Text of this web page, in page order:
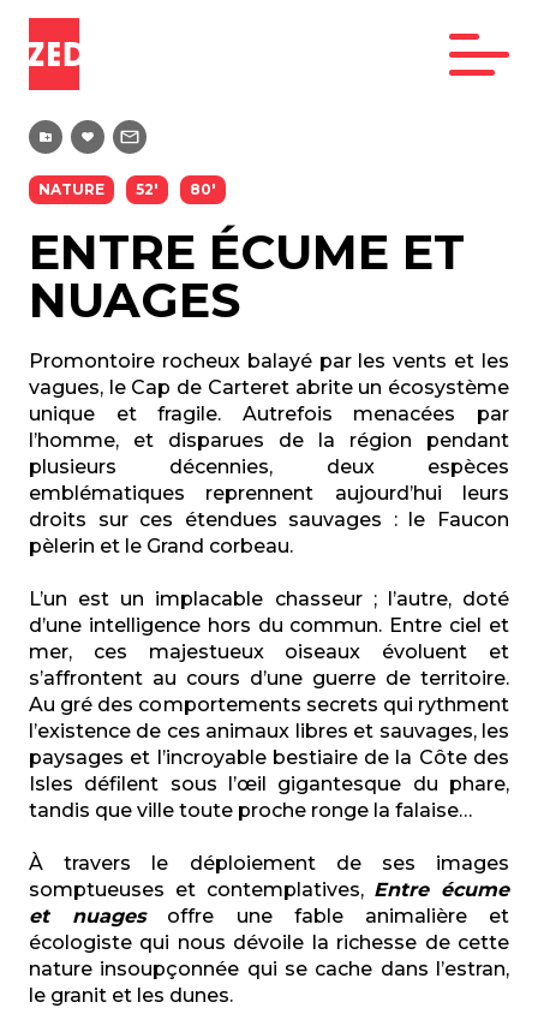
NATURE 52' 80'
ENTRE ÉCUME ET
NUAGES
Promontoire rocheux balayé par les vents et les
vagues, le Cap de Carteret abrite un écosystème
unique et fragile. Autrefois menacées par
l’homme, et disparues de la région pendant
plusieurs décennies, deux espèces
emblématiques reprennent aujourd’hui leurs
droits sur ces étendues sauvages : le Faucon
pèlerin et le Grand corbeau.
L’un est un implacable chasseur ; l’autre, doté
d’une intelligence hors du commun. Entre ciel et
mer, ces majestueux oiseaux évoluent et
s’affrontent au cours d’une guerre de territoire.
Au gré des comportements secrets qui rythment
l’existence de ces animaux libres et sauvages, les
paysages et l’incroyable bestiaire de la Côte des
Isles défilent sous l’œil gigantesque du phare,
tandis que ville toute proche ronge la falaise…
À travers le déploiement de ses images
somptueuses et contemplatives, Entre écume
et nuagesoffre une fable animalière et
écologiste qui nous dévoile la richesse de cette
nature insoupçonnée qui se cache dans l’estran,
le granit et les dunes.